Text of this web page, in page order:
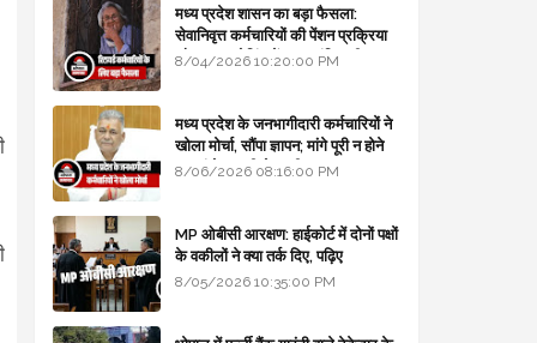
मध्य प्रदेश शासन का बड़ा फैसला:
सेवानिवृत्त कर्मचारियों की पेंशन प्रक्रिया
और बजट कोडिंग में हुए क्रांतिकारी
8/04/2026 10:20:00 PM
मध्य प्रदेश के जनभागीदारी कर्मचारियों ने
खोला मोर्चा, सौंपा ज्ञापन; मांगे पूरी न होने
पर आंदोलन की चेतावनी
8/06/2026 08:16:00 PM
MP ओबीसी आरक्षण: हाईकोर्ट में दोनों पक्षों
के वकीलों ने क्या तर्क दिए, पढ़िए
8/05/2026 10:35:00 PM